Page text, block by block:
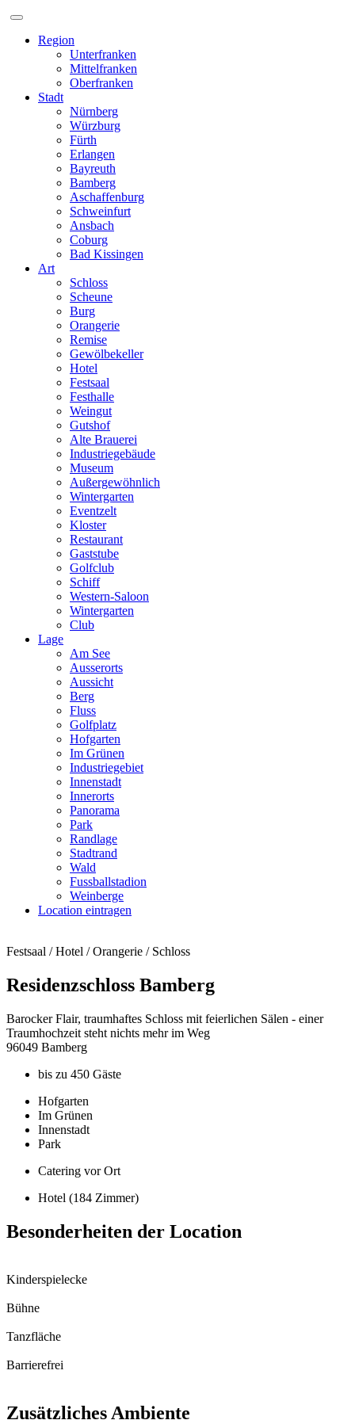
Zum
Region
Unterfranken
Mittelfranken
Oberfranken
Stadt
Nürnberg
Würzburg
Fürth
Erlangen
Bayreuth
Bamberg
Aschaffenburg
Schweinfurt
Ansbach
Coburg
Bad Kissingen
Art
Schloss
Scheune
Burg
Orangerie
Remise
Gewölbekeller
Hotel
Festsaal
Festhalle
Weingut
Gutshof
Alte Brauerei
Industriegebäude
Museum
Außergewöhnlich
Wintergarten
Eventzelt
Kloster
Restaurant
Gaststube
Golfclub
Schiff
Western-Saloon
Wintergarten
Club
Lage
Am See
Ausserorts
Aussicht
Berg
Fluss
Golfplatz
Hofgarten
Im Grünen
Industriegebiet
Innenstadt
Innerorts
Panorama
Park
Randlage
Stadtrand
Wald
Fussballstadion
Weinberge
Location eintragen
Festsaal / Hotel / Orangerie / Schloss
Residenzschloss Bamberg
Barocker Flair, traumhaftes Schloss mit feierlichen Sälen - einer
Traumhochzeit steht nichts mehr im Weg
96049 Bamberg
bis zu 450 Gäste
Hofgarten
Im Grünen
Innenstadt
Park
Catering vor Ort
Hotel (184 Zimmer)
Besonderheiten der Location
Kinderspielecke
Bühne
Tanzfläche
Barrierefrei
Zusätzliches Ambiente